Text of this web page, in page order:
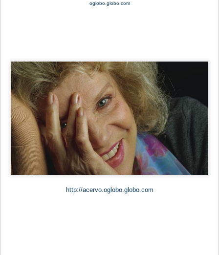
oglobo.globo.com
http://acervo.oglobo.globo.com